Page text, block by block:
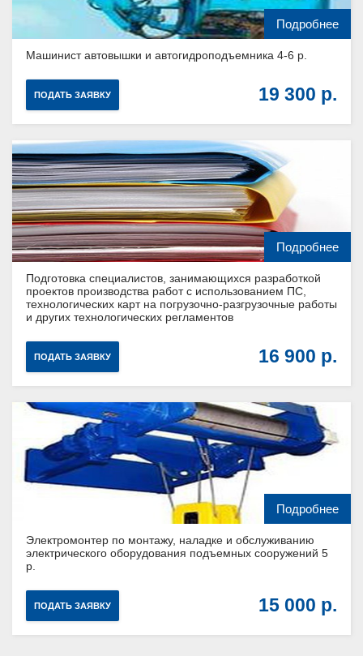
Подробнее
Машинист автовышки и автогидроподъемника 4-6 р.
ПОДАТЬ ЗАЯВКУ 19 300
Подробнее
Подготовка специалистов, занимающихся разработкой
проектов производства работ с использованием ПС,
технологических карт на погрузочно-разгрузочные работы
и других технологических регламентов
ПОДАТЬ ЗАЯВКУ 16 900
Подробнее
Электромонтер по монтажу, наладке и обслуживанию
электрического оборудования подъемных сооружений 5
р.
ПОДАТЬ ЗАЯВКУ 15 000